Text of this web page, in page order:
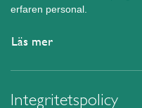
erfaren personal.
Läs mer
Integritetspolicy